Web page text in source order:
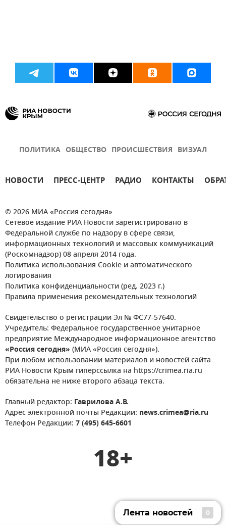
ПОЛИТИКА ОБЩЕСТВО ПРОИСШЕСТВИЯ ВИЗУАЛ
НОВОСТИ ПРЕСС-ЦЕНТР РАДИО КОНТАКТЫ
© 2026 МИА «Россия сегодня»
Сетевое издание РИА Новости зарегистрировано в
Федеральной службе по надзору в сфере связи,
информационных технологий и массовых коммуникаций
(Роскомнадзор) 08 апреля 2014 года.
Политика использования Cookie и автоматического
логирования
Политика конфиденциальности (ред. 2023 г.)
Правила применения рекомендательных технологий
Свидетельство о регистрации Эл № ФС77-57640.
Учредитель: Федеральное государственное унитарное
предприятие Международное информационное агентство
«Россия сегодня» (МИА «Россия сегодня»).
При любом использовании материалов и новостей сайта
РИА Новости Крым гиперссылка на https://crimea.ria.ru
обязательна не ниже второго абзаца текста.
Главный редактор: Гаврилова А.В.
Адрес электронной почты Редакции: news.crimea@ria.ru
Телефон Редакции: 7 (495) 645-6601
18+
Лента новостей 0